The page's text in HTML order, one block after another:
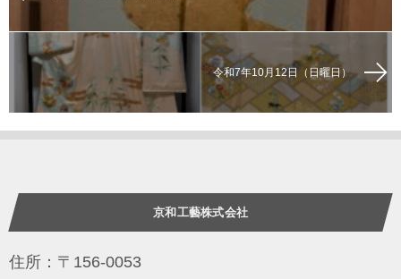
令和7年10月12日（日曜日）
京和工藝株式会社
住所：〒156-0053